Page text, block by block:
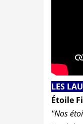
LES
Étoile
"Nos